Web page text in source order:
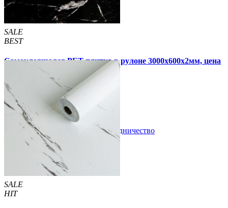
SALE
BEST
Самоклеящаяся PET плитка в рулоне 3000х600х2мм, цена
за 1 шт. (PET-1694)
690 грн
Купить Сотрудничество
SALE
HIT